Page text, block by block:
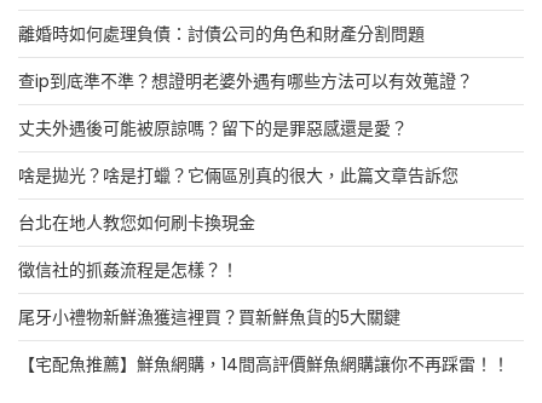
離婚時如何處理負債：討債公司的角色和財產分割問題
查ip到底準不準？想證明老婆外遇有哪些方法可以有效蒐證？
丈夫外遇後可能被原諒嗎？留下的是罪惡感還是愛？
啥是拋光？啥是打蠟？它倆區別真的很大，此篇文章告訴您
台北在地人教您如何刷卡換現金
徵信社的抓姦流程是怎樣？！
尾牙小禮物新鮮漁獲這裡買？買新鮮魚貨的5大關鍵
【宅配魚推薦】鮮魚網購，14間高評價鮮魚網購讓你不再踩雷！！